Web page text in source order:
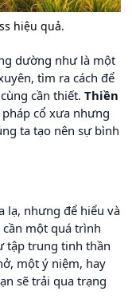
hiệu quả.
dường như là một
tìm ra cách để
cần thiết. Thiền
cổ xưa nhưng
ta tạo nên sự bình
lạ, nhưng để hiểu và
một quá trình
tập trung tinh thần
một ý niệm, hay
sẽ trải qua trạng